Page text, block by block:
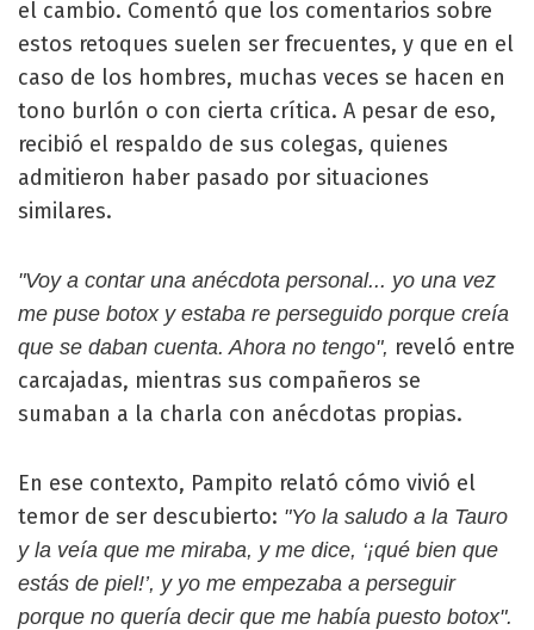
el cambio. Comentó que los comentarios sobre
estos retoques suelen ser frecuentes, y que en el
caso de los hombres, muchas veces se hacen en
tono burlón o con cierta crítica. A pesar de eso,
recibió el respaldo de sus colegas, quienes
admitieron haber pasado por situaciones
similares.
"Voy a contar una anécdota personal... yo una vez
me puse botox y estaba re perseguido porque creía
que se daban cuenta. Ahora no tengo", reveló entre
carcajadas, mientras sus compañeros se
sumaban a la charla con anécdotas propias.
En ese contexto, Pampito relató cómo vivió el
temor de ser descubierto: "Yo la saludo a la Tauro
y la veía que me miraba, y me dice, ‘¡qué bien que
estás de piel!’, y yo me empezaba a perseguir
porque no quería decir que me había puesto botox".